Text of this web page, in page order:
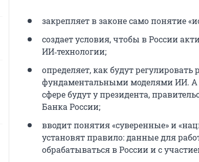
закрепляет в законе само понятие
создает условия, чтобы в России
ИИ‑технологии;
определяет, как будут
фундаментальными моделями ИИ. А
сфере будут у президента,
Банка России;
вводит понятия «суверенные» и
установят правило: данные для
обрабатываться в России и с